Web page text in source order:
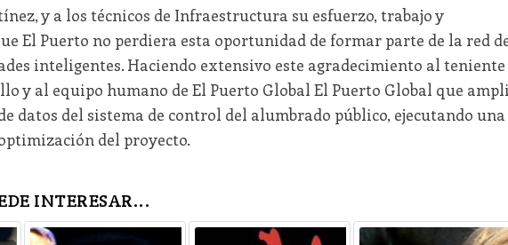
y a los técnicos de Infraestructura su esfuerzo, trabajo y
El Puerto no perdiera esta oportunidad de formar parte de la red
inteligentes. Haciendo extensivo este agradecimiento al teniente
y al equipo humano de El Puerto Global El Puerto Global que
datos del sistema de control del alumbrado público, ejecutando una
del proyecto.
INTERESAR...